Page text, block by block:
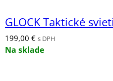
GLOCK Taktické
199,00 € s DPH
Na sklade